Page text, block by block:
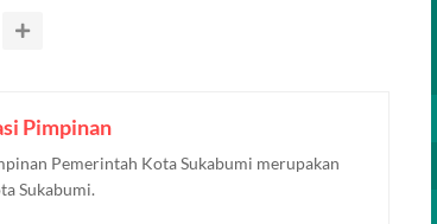
Pimpinan
Pemerintah Kota Sukabumi merupakan
Sukabumi.